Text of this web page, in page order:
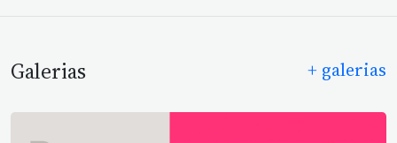
Galerias + galerias